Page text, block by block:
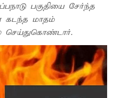
பகுதியை சேர்ந்த
கடந்த மாதம்
செய்துகொண்டார்.